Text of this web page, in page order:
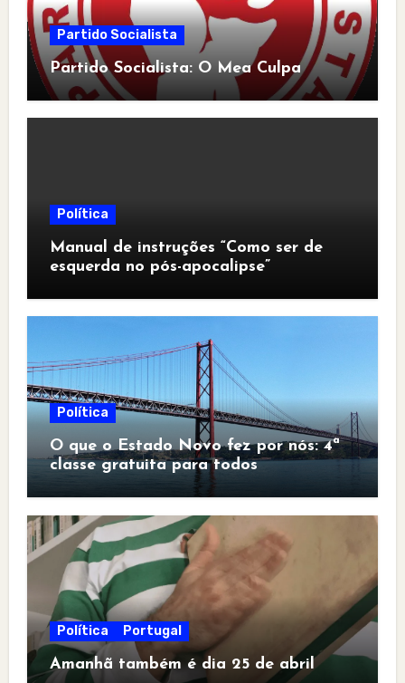
Partido Socialista
Partido Socialista: O Mea Culpa
Política
Manual de instruções “Como ser de
esquerda no pós-apocalipse”
Política
O que o Estado Novo fez por nós: 4ª
classe gratuita para todos
Política Portugal
Amanhã também é dia 25 de abril